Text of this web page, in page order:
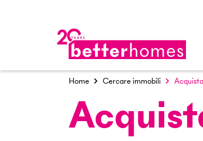
Home Cercare immobili